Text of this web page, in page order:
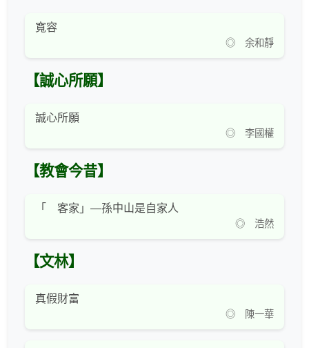
寬容
◎ 余和靜
【誠心所願】
誠心所願
◎ 李國權
【教會今昔】
「 客家」—孫中山是自家人
◎ 浩然
【文林】
真假財富
◎ 陳一華